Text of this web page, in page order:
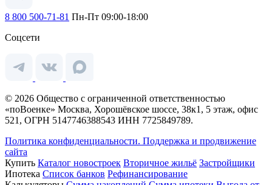
8 800 500-71-81 Пн-Пт 09:00-18:00
Соцсети
© 2026 Общество с ограниченной ответственностью
«поВоенке» Москва, Хорошёвское шоссе, 38к1, 5 этаж, офис
521, ОГРН 5147746388543 ИНН 7725849789.
Политика конфиденциальности. Поддержка и продвижение
сайта
Купить Каталог новостроек Вторичное жильё Застройщики
Ипотека Список банков Рефинансирование